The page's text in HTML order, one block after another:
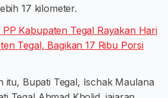
17 kilometer.
Kabupaten Tegal Rayakan Hari
Tegal, Bagikan 17 Ribu Porsi
itu, Bupati Tegal, Ischak Maulana